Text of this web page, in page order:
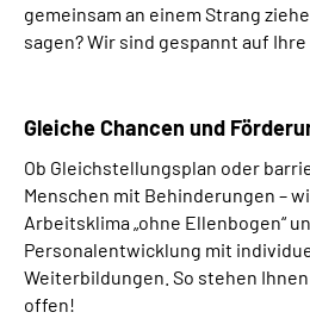
gemeinsam an einem Strang
sagen? Wir sind gespannt auf
Gleiche Chancen und
Ob Gleichstellungsplan oder
Menschen mit Behinderungen –
Arbeitsklima „ohne Ellenbogen“
Personalentwicklung mit
Weiterbildungen. So stehen
offen!